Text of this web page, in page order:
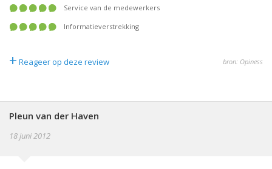
service van de medewerkers
informatieverstrekking
+ Reageer op deze review bron: Opiness
Pleun van der Haven
18 juni 2012